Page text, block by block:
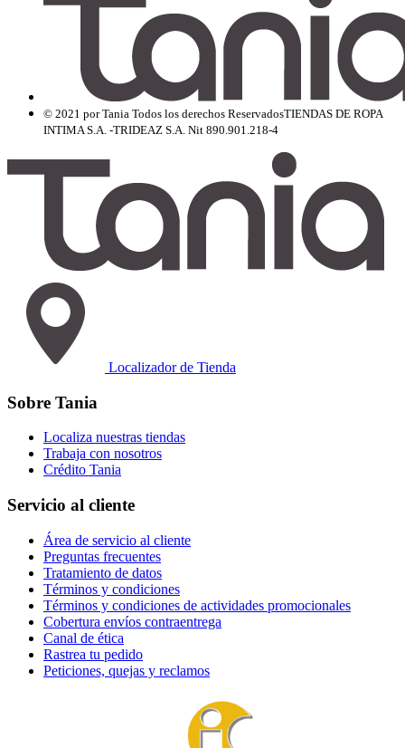
© 2021 por Tania Todos los derechos ReservadosTIENDAS DE ROPA
INTIMA S.A. -TRIDEAZ S.A. Nit 890.901.218-4
Localizador de Tienda
Sobre Tania
Localiza nuestras tiendas
Trabaja con nosotros
Crédito Tania
Servicio al cliente
Área de servicio al cliente
Preguntas frecuentes
Tratamiento de datos
Términos y condiciones
Términos y condiciones de actividades promocionales
Cobertura envíos contraentrega
Canal de ética
Rastrea tu pedido
Peticiones, quejas y reclamos